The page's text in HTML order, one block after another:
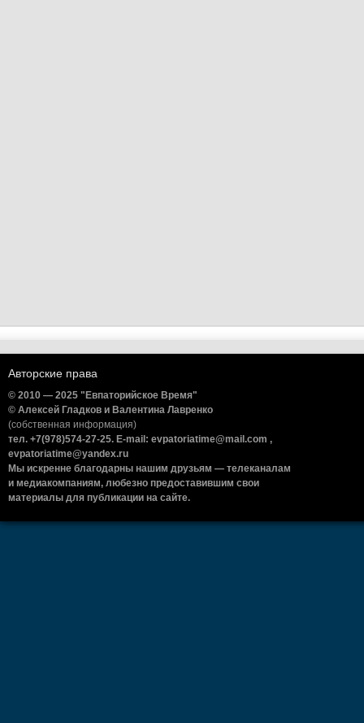
Авторские права
© 2010 — 2025 "Евпаторийское Время"
© Алексей Гладков и Валентина Лавренко
(собственная информация)
тел. +7(978)574-27-25. E-mail: evpatoriatime@mail.com ,
evpatoriatime@yandex.ru
Мы искренне благодарны нашим друзьям — телеканалам
и медиакомпаниям, любезно предоставившим свои
материалы для публикации на сайте.